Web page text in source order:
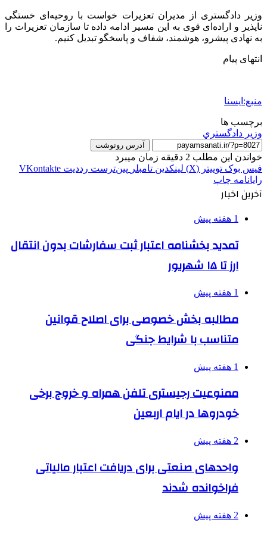
وزیر دادگستری از مدیران تعزیرات خواست با روحیه‌ای خستگی
ناپذیر و اراده‌ای قوی به این مسیر ادامه داده تا سازمان تعزیرات را
به نهادی پیشرو، هوشمند، شفاف و پاسخگو تبدیل کنیم.
انتهای پیام
منبع:ایسنا
برچسب ها
وزير دادگستري
آدرس رونوشت
خواندن این مطلب 2 دقیقه زمان میبرد
فیس بوک توییتر (X) لینکدین ‫تامبلر ‫پین‌ترست ‫رددیت ‫VKontakte
رایانامه چاپ
آخرین اخبار
1 هفته پیش
تمدید بخشنامه اعتبار ثبت سفارشات بدون انتقال
ارز تا ۱۵ شهریور
1 هفته پیش
مطالبه بخش خصوصی برای اصلاح قوانین
متناسب با شرایط جنگی
1 هفته پیش
ممنوعیت رجیستری تلفن همراه و خروج برخی
خودروها در ایام اربعین
2 هفته پیش
واحدهای صنعتی برای دریافت اعتبار مالیاتی
فراخوانده شدند
2 هفته پیش